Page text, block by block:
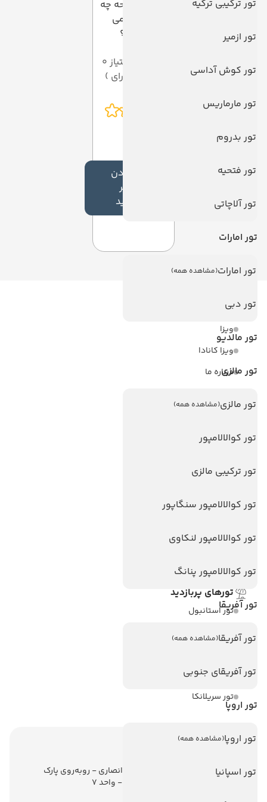
تور ترکیبی ترکیه
تور ازمیر
تور کوش آداسی
تور مارماریس
تور بدروم
تور فتحیه
تور آلاچاتی
تور امارات
تور امارات(مشاهده همه)
تور دبی
تور مالدیو
تور مالزی
تور مالزی(مشاهده همه)
تور کوالالامپور
تور ترکیبی مالزی
تور کوالالامپور سنگاپور
تور کوالالامپور لنکاوی
تور کوالالامپور پنانگ
تور آفریقا
تور آفریقا(مشاهده همه)
تور آفریقای جنوبی
تور اروپا
تور اروپا(مشاهده همه)
تور اسپانیا
به این صفحه چه
امتیازی می
دهید؟
میانگین امتیاز 0
افزودن
نظر
جدید
لینک های مفید
ویزا
ویزا کانادا
درباره ما
هتل های آنتالیا
هتل های تایلند
هتل های اندونزی
تورهای پربازدید
تور استانبول
تور آنتالیا
تور بالی
تور سریلانکا
تهران - ولیعصر - نبش کوچه انصاری - روبه‌روی پارک
ملت - برج ملت - طبقه ششم - واحد 7